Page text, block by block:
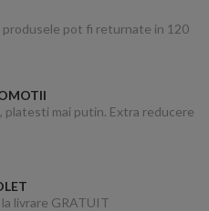
produsele pot fi returnate in 120
platesti mai putin. Extra reducere
livrare GRATUIT